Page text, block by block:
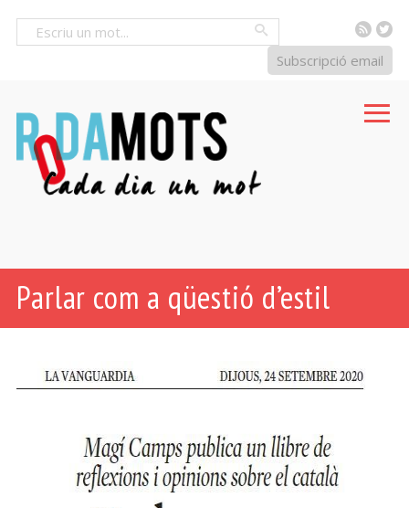
RSS
Subscripció email
Parlar com a qüestió d’estil